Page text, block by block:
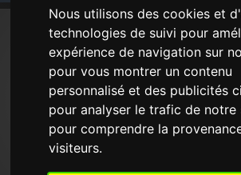
Nous utilisons des cookies et
technologies de suivi pour
expérience de navigation sur
pour vous montrer un contenu
personnalisé et des publicités
pour analyser le trafic de notre
pour comprendre la
visiteurs.
Produits
Guitares électriques
Guitares acoustiques
Instruments folk
Housses et étuis